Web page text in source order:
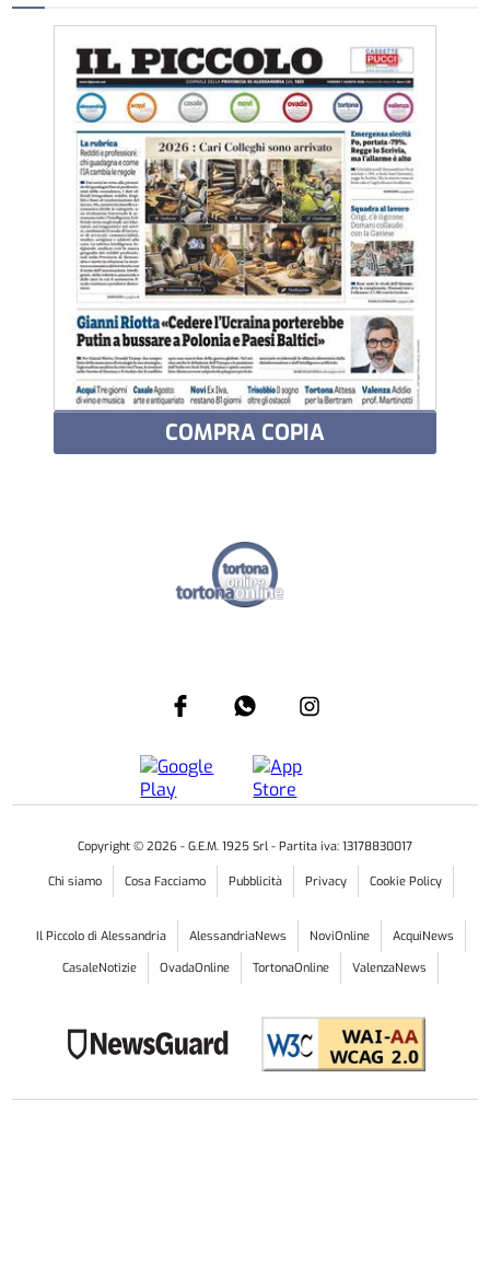
COMPRA COPIA
Copyright © 2026 - G.E.M. 1925 Srl - Partita iva: 13178830017
Chi siamo Cosa Facciamo Pubblicità Privacy Cookie Policy
Il Piccolo di Alessandria AlessandriaNews NoviOnline
AcquiNews
CasaleNotizie
OvadaOnline TortonaOnline ValenzaNews